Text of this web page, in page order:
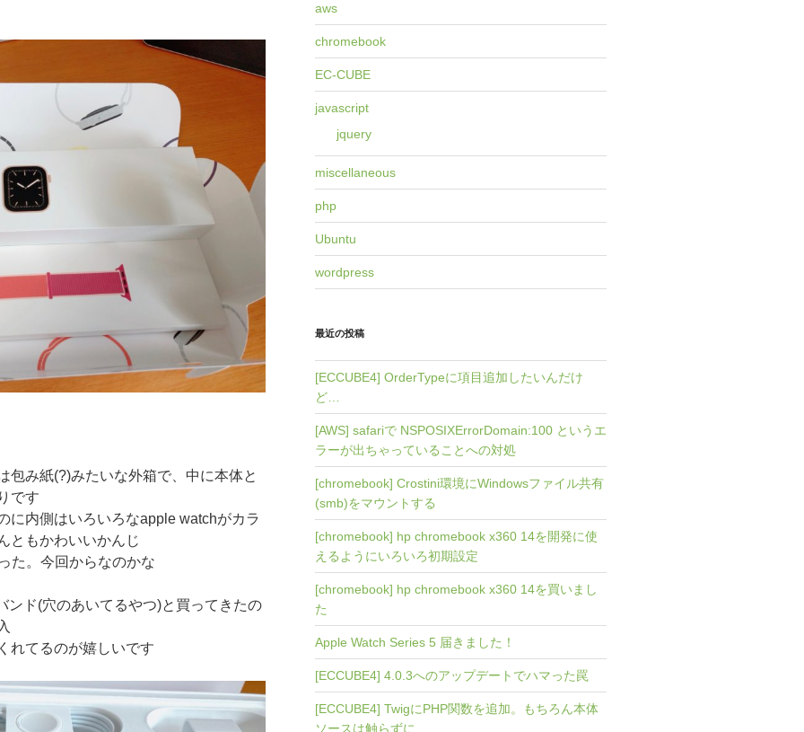
包み紙(?)みたいな外箱で、中に本体と
です
に内側はいろいろなapple watchがカラ
ともかわいいかんじ
た。今回からなのかな
ンド(穴のあいてるやつ)と買ってきたの
れてるのが嬉しいです
aws
chromebook
EC-CUBE
javascript
jquery
miscellaneous
php
Ubuntu
wordpress
最近の投稿
[ECCUBE4] OrderTypeに項目追加したいんだけ
ど…
[AWS] safariで NSPOSIXErrorDomain:100 というエ
ラーが出ちゃっていることへの対処
[chromebook] Crostini環境にWindowsファイル共有
(smb)をマウントする
[chromebook] hp chromebook x360 14を開発に使
えるようにいろいろ初期設定
[chromebook] hp chromebook x360 14を買いまし
た
Apple Watch Series 5 届きました！
[ECCUBE4] 4.0.3へのアップデートでハマった罠
[ECCUBE4] TwigにPHP関数を追加。もちろん本体
ソースは触らずに